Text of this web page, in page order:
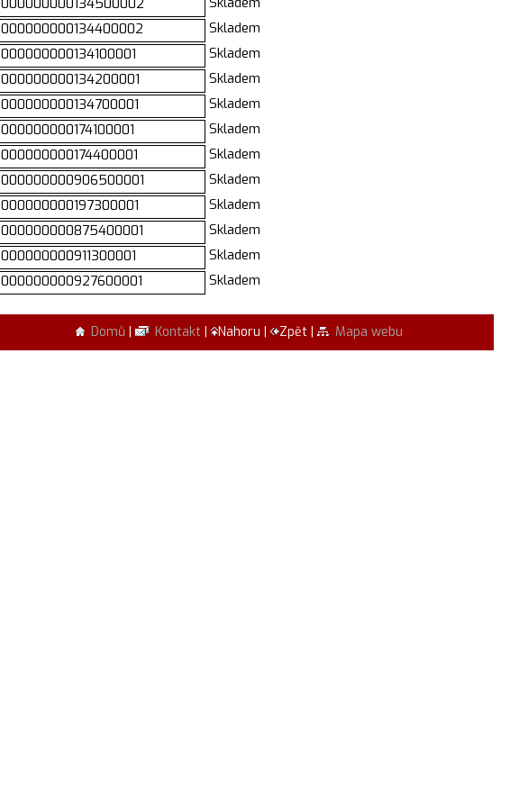
000000000134500002
000000000134400002
Skladem
000000000134100001
Skladem
000000000134200001
Skladem
000000000134700001
Skladem
000000000174100001
Skladem
000000000174400001
Skladem
000000000906500001
Skladem
000000000197300001
Skladem
000000000875400001
Skladem
000000000911300001
Skladem
000000000927600001 Skladem
Mapa webu
Zpět |
Nahoru |
Kontakt |
Domů |